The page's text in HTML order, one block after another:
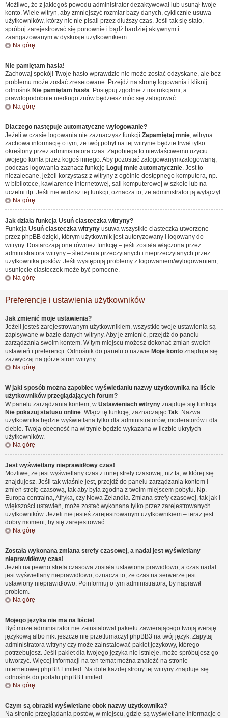
Możliwe, że z jakiegoś powodu administrator dezaktywował lub usunął twoje
konto. Wiele witryn, aby zmniejszyć rozmiar bazy danych, cyklicznie usuwa
użytkowników, którzy nic nie pisali przez dłuższy czas. Jeśli tak się stało,
spróbuj zarejestrować się ponownie i bądź bardziej aktywnym i
zaangażowanym w dyskusje użytkownikiem.
Na górę
Nie pamiętam hasła!
Zachowaj spokój! Twoje hasło wprawdzie nie może zostać odzyskane, ale bez
problemu może zostać zresetowane. Przejdź na stronę logowania i kliknij
odnośnik Nie pamiętam hasła. Postępuj zgodnie z instrukcjami, a
prawdopodobnie niedługo znów będziesz móc się zalogować.
Na górę
Dlaczego następuje automatyczne wylogowanie?
Jeżeli w czasie logowania nie zaznaczysz funkcji Zapamiętaj mnie, witryna
zachowa informację o tym, że twój pobyt na tej witrynie będzie trwał tylko
określony przez administratora czas. Zapobiega to niewłaściwemu użyciu
twojego konta przez kogoś innego. Aby pozostać zalogowanym/zalogowaną,
podczas logowania zaznacz funkcję Loguj mnie automatycznie. Jest to
niezalecane, jeżeli korzystasz z witryny z ogólnie dostępnego komputera, np.
w bibliotece, kawiarence internetowej, sali komputerowej w szkole lub na
uczelni itp. Jeśli nie widzisz tej funkcji, oznacza to, że administrator ją wyłączył.
Na górę
Jak działa funkcja Usuń ciasteczka witryny?
Funkcja Usuń ciasteczka witryny usuwa wszystkie ciasteczka utworzone
przez phpBB dzięki, którym użytkownik jest autoryzowany i logowany do
witryny. Dostarczają one również funkcję – jeśli została włączona przez
administratora witryny – śledzenia przeczytanych i nieprzeczytanych przez
użytkownika postów. Jeśli występują problemy z logowaniem/wylogowaniem,
usunięcie ciasteczek może być pomocne.
Na górę
Preferencje i ustawienia użytkowników
Jak zmienić moje ustawienia?
Jeżeli jesteś zarejestrowanym użytkownikiem, wszystkie twoje ustawienia są
zapisywane w bazie danych witryny. Aby je zmienić, przejdź do panelu
zarządzania swoim kontem. W tym miejscu możesz dokonać zmian swoich
ustawień i preferencji. Odnośnik do panelu o nazwie Moje konto znajduje się
zazwyczaj na górze stron witryny.
Na górę
W jaki sposób można zapobiec wyświetlaniu nazwy użytkownika na liście
użytkowników przeglądających forum?
W panelu zarządzania kontem, w Ustawieniach witryny znajduje się funkcja
Nie pokazuj statusu online. Włącz tę funkcję, zaznaczając Tak. Nazwa
użytkownika będzie wyświetlana tylko dla administratorów, moderatorów i dla
ciebie. Twoja obecność na witrynie będzie wykazana w liczbie ukrytych
użytkowników.
Na górę
Jest wyświetlany nieprawidłowy czas!
Możliwe, że jest wyświetlany czas z innej strefy czasowej, niż ta, w której się
znajdujesz. Jeśli tak właśnie jest, przejdź do panelu zarządzania kontem i
zmień strefę czasową, tak aby była zgodna z twoim miejscem pobytu. Np.
Europa centralna, Afryka, czy Nowa Zelandia. Zmiana strefy czasowej, tak jak i
większości ustawień, może zostać wykonana tylko przez zarejestrowanych
użytkowników. Jeżeli nie jesteś zarejestrowanym użytkownikiem – teraz jest
dobry moment, by się zarejestrować.
Na górę
Została wykonana zmiana strefy czasowej, a nadal jest wyświetlany
nieprawidłowy czas!
Jeżeli na pewno strefa czasowa została ustawiona prawidłowo, a czas nadal
jest wyświetlany nieprawidłowo, oznacza to, że czas na serwerze jest
ustawiony nieprawidłowo. Poinformuj o tym administratora, by naprawił
problem.
Na górę
Mojego języka nie ma na liście!
Być może administrator nie zainstalował pakietu zawierającego twoją wersję
językową albo nikt jeszcze nie przetłumaczył phpBB3 na twój język. Zapytaj
administratora witryny czy może zainstalować pakiet językowy, którego
potrzebujesz. Jeśli pakiet dla twojego języka nie istnieje, może spróbujesz go
utworzyć. Więcej informacji na ten temat można znaleźć na stronie
internetowej phpBB Limited. Na dole każdej strony tej witryny znajduje się
odnośnik do portalu phpBB Limited.
Na górę
Czym są obrazki wyświetlane obok nazwy użytkownika?
Na stronie przeglądania postów, w miejscu, gdzie są wyświetlane informacje o